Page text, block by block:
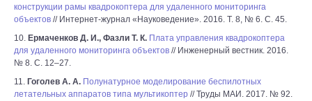
конструкции рамы квадрокоптера для удаленного мониторинга
объектов // Интернет-журнал «Науковедение». 2016. Т. 8, № 6. С. 45.
10. Ермаченков Д. И., Фазли Т. К. Плата управления квадрокоптера
для удаленного мониторинга объектов // Инженерный вестник. 2016.
№ 8. C. 12–27.
11. Гоголев А. А. Полунатурное моделирование беспилотных
летательных аппаратов типа мультикоптер // Труды МАИ. 2017. № 92.